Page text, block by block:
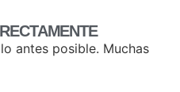
antes posible. Muchas